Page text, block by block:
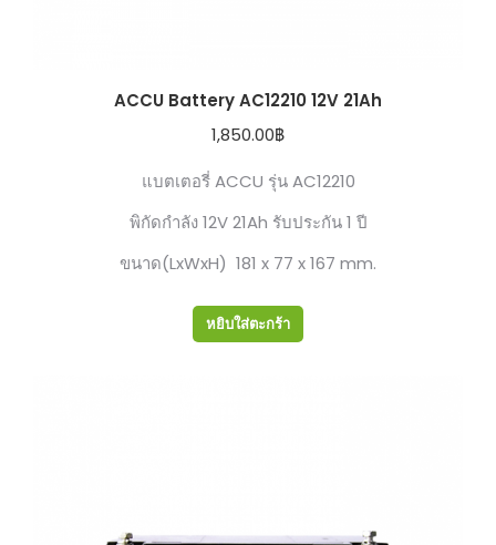
ACCU Battery AC12210 12V 21Ah
1,850.00฿
แบตเตอรี่ ACCU รุ่น AC12210
พิกัดกำลัง 12V 21Ah รับประกัน 1 ปี
ขนาด(LxWxH) 181 x 77 x 167 mm.
หยิบใส่ตะกร้า